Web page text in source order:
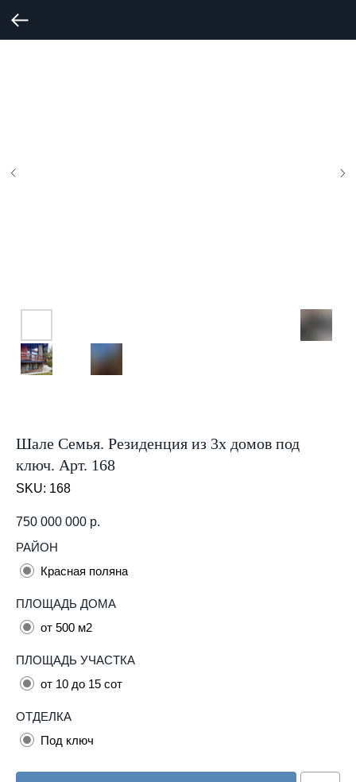
Шале Семья. Резиденция из 3х домов под
ключ. Арт. 168
SKU: 168
750 000 000 р.
РАЙОН
Красная поляна
ПЛОЩАДЬ ДОМА
от 500 м2
ПЛОЩАДЬ УЧАСТКА
от 10 до 15 сот
ОТДЕЛКА
Под ключ